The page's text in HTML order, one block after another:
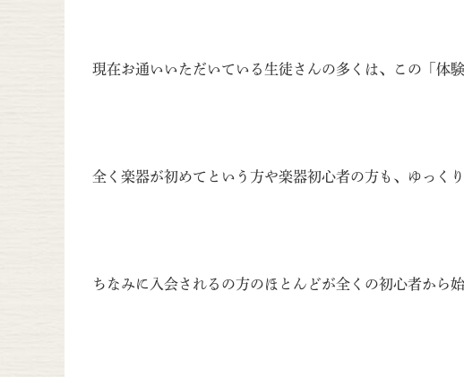
現在お通いいただいている生徒さんの多くは、この「 体
全く楽器が初めてという方や楽器初心者の方も、 ゆっく
ちなみに入会されるの方のほとんどが全くの初心者から